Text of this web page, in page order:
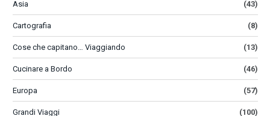
Asia (43)
Cartografia (8)
Cose che capitano… Viaggiando (13)
Cucinare a Bordo (46)
Europa (57)
Grandi Viaggi (100)